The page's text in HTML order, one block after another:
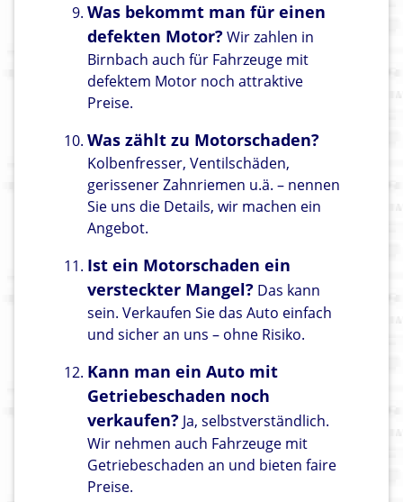
Was bekommt man für einen
defekten Motor?Wir zahlen in
Birnbach auch für Fahrzeuge mit
defektem Motor noch attraktive
Preise.
Was zählt zu Motorschaden?
Kolbenfresser, Ventilschäden,
gerissener Zahnriemen u.ä. – nennen
Sie uns die Details, wir machen ein
Angebot.
Ist ein Motorschaden ein
versteckter Mangel? Das kann
sein. Verkaufen Sie das Auto einfach
und sicher an uns – ohne Risiko.
Kann man ein Auto mit
Getriebeschaden noch
verkaufen? Ja, selbstverständlich.
Wir nehmen auch Fahrzeuge mit
Getriebeschaden an und bieten faire
Preise.